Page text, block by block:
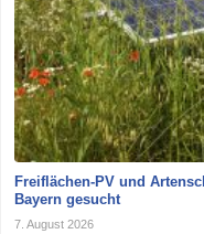
Freiflächen-PV und
Bayern gesucht
7. August 2026